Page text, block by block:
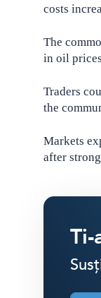
costs
The
in oil
Traders
the
Markets
after